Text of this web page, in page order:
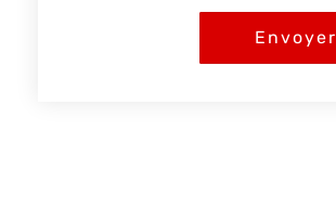
Envoyer